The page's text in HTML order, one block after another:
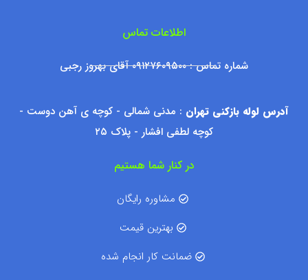
اطلاعات تماس
شماره تماس : ۰۹۱۲۷۶۰۹۵۰۰ آقای بهروز رجبی
آدرس لوله بازکنی تهران : مدنی شمالی - کوچه ی آهن دوست -
کوچه لطفی افشار - پلاک ۲۵
در کنار شما هستیم
مشاوره رایگان
بهترین قیمت
ضمانت کار انجام شده